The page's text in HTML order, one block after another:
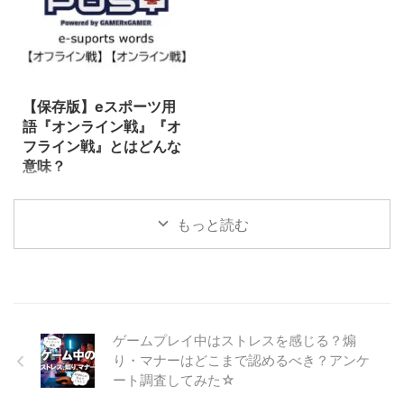
ルプレイングゲーム（Role-
playing game）の略です。 パソ
コンや家庭用ゲーム機、スマホア
プリなどで遊べるゲームソフト、
のカテゴリーの一つで、プレイヤ
ーが各々割り当てられたキャラク
ターを操作し、経験値を積み成長
を重ね、ゴールド（ゲーム内のお
金）を貯め武器や道具を強化し、
【保存版】eスポーツ用
語『オンライン戦』『オ
フライン戦』とはどんな
意味？
オンライン試合が可能な種目（タ
を介して行う試合の事です。 大
会などで、日本全国や世界のプレ
イヤーすべてを一か所に集めて予
選大会から行うのは、物理的に困
もっと読む
ゲームプレイ中はストレスを感じる？煽
り・マナーはどこまで認めるべき？アンケ
ート調査してみた☆